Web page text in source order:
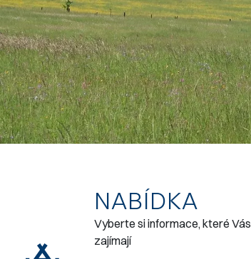
NABÍDKA
Vyberte si informace, které Vás
zajímají